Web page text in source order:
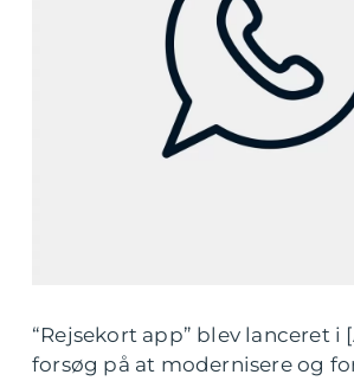
“Rejsekort app” blev lanceret i
forsøg på at modernisere og